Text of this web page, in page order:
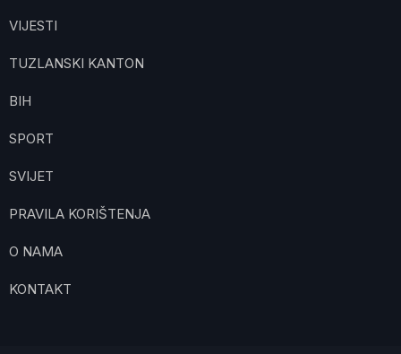
VIJESTI
TUZLANSKI KANTON
BIH
SPORT
SVIJET
PRAVILA KORIŠTENJA
O NAMA
KONTAKT